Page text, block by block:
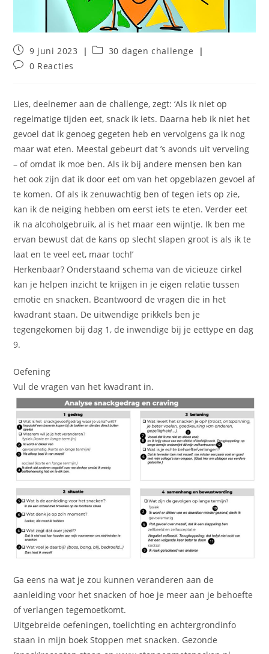
Bericht
gepubliceerd
op:
9 juni 2023 Berichtcategorie:
30 dagen challenge
Bericht0 Reacties
Lies, deelnemer aan de challenge, zegt: ‘Als ik niet op
regelmatige tijden eet, snack ik iets. Daarna heb ik niet het
gevoel dat ik genoeg gegeten heb en vervolgens ga ik nog
maar wat eten. Meestal gebeurt dat ’s avonds uit verveling
– of omdat ik moe ben. Als ik bij andere mensen ben kan
het ook zijn dat ik door eet om van het opgeblazen gevoel af
te komen. Of als ik zenuwachtig ben of tegen iets op zie,
kan ik de neiging hebben om eerst iets te eten. Verder eet
ik na alcoholgebruik, al is het maar een wijntje. Ik ben me
ervan bewust dat de kans op slecht slapen groot is als ik te
laat en te veel eet, maar toch!’
Herkenbaar? Onderstaand schema van de vicieuze cirkel
kan je helpen inzicht te krijgen in je eigen relatie tussen
emotie en snacken. Beantwoord de vragen die in het
kwadrant staan. De uitwendige prikkels ben je
tegengekomen bij dag 1, de inwendige bij je eettype en dag
9.
Oefening
Vul de vragen van het kwadrant in.
Ga eens na wat je zou kunnen veranderen aan de
aanleiding voor het snacken of hoe je meer aan je behoefte
of verlangen tegemoetkomt.
Uitgebreide oefeningen, toelichting en achtergrondinfo
staan in mijn boek Stoppen met snacken. Gezonde